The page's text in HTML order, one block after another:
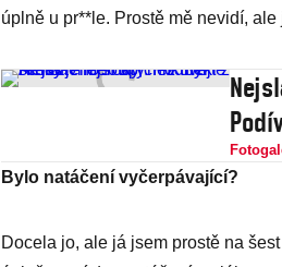
úplně u pr**le. Prostě mě nevidí, ale
Bylo natáčení vyčerpávající?
Docela jo, ale já jsem prostě na